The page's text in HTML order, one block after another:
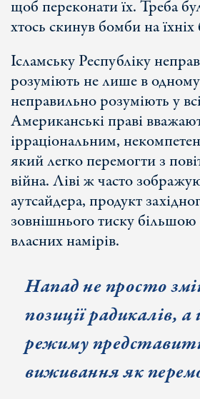
щоб переконати їх. Треба
хтось скинув бомби на
Ісламську Республіку
розуміють не лише в одному
неправильно розуміють у
Американські праві
ірраціональним,
який легко перемогти з
війна. Ліві ж часто
аутсайдера, продукт
зовнішнього тиску
власних намірів.
Напад не просто
позиції радикалів, а
режиму
виживання як